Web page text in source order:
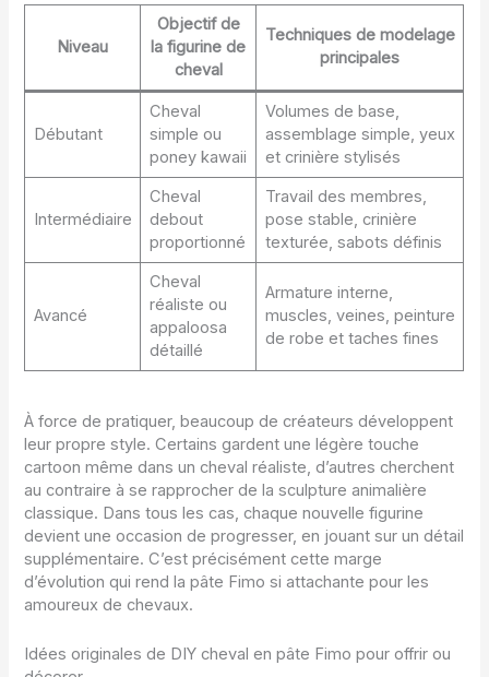
Niveau
Objectif de
la figurine de
cheval
Techniques de modelage
principales
Débutant
Cheval
simple ou
poney kawaii
Volumes de base,
assemblage simple, yeux
et crinière stylisés
Intermédiaire
Cheval
debout
proportionné
Travail des membres,
pose stable, crinière
texturée, sabots définis
Avancé
Cheval
réaliste ou
appaloosa
détaillé
Armature interne,
muscles, veines, peinture
de robe et taches fines
À force de pratiquer, beaucoup de créateurs développent
leur propre style. Certains gardent une légère touche
cartoon même dans un cheval réaliste, d’autres cherchent
au contraire à se rapprocher de la sculpture animalière
classique. Dans tous les cas, chaque nouvelle figurine
devient une occasion de progresser, en jouant sur un détail
supplémentaire. C’est précisément cette marge
d’évolution qui rend la pâte Fimo si attachante pour les
amoureux de chevaux.
Idées originales de DIY cheval en pâte Fimo pour offrir ou